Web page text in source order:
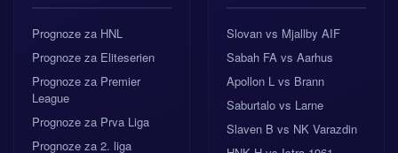
Prognoze za HNL
Prognoze za Eliteserien
Prognoze za Premier
League
Prognoze za Prva Liga
Prognoze za 2. liga
Slovan vs Mjallby AIF
Sabah FA vs Aarhus
Apollon L vs Brann
Saburtalo vs Larne
Slaven B vs NK Varazdin